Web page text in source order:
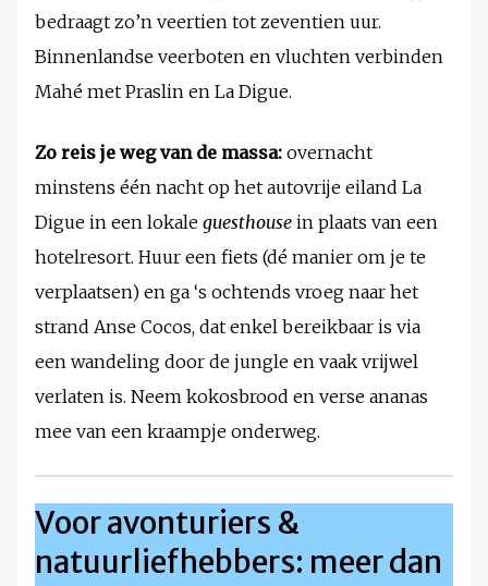
bedraagt zo’n veertien tot zeventien uur.
Binnenlandse veerboten en vluchten verbinden
Mahé met Praslin en La Digue.
Zo reis je weg van de massa: overnacht
minstens één nacht op het autovrije eiland La
Digue in een lokale guesthouse in plaats van een
hotelresort. Huur een fiets (dé manier om je te
verplaatsen) en ga ‘s ochtends vroeg naar het
strand Anse Cocos, dat enkel bereikbaar is via
een wandeling door de jungle en vaak vrijwel
verlaten is. Neem kokosbrood en verse ananas
mee van een kraampje onderweg.
Voor avonturiers &
natuurliefhebbers: meer dan